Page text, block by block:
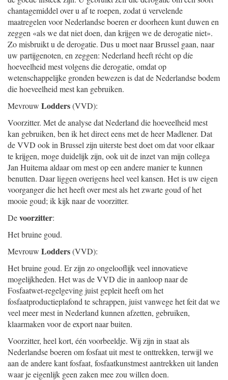
chantagemiddel over u af te roepen, zodat ú vervelende
maatregelen voor Nederlandse boeren er doorheen kunt duwen en
zeggen «als we dat niet doen, dan krijgen we de derogatie niet».
Zo misbruikt u de derogatie. Dus u moet naar Brussel gaan, naar
uw partijgenoten, en zeggen: Nederland heeft récht op díe
hoeveelheid mest volgens die derogatie, omdat op
wetenschappelijke gronden bewezen is dat de Nederlandse bodem
die hoeveelheid mest kan gebruiken.
Mevrouw Lodders(VVD):
Voorzitter. Met de analyse dat Nederland die hoeveelheid mest
kan gebruiken, ben ik het direct eens met de heer Madlener. Dat
de VVD ook in Brussel zijn uiterste best doet om dat voor elkaar
te krijgen, moge duidelijk zijn, ook uit de inzet van mijn collega
Jan Huitema aldaar om mest op een andere manier te kunnen
benutten. Daar liggen overigens heel veel kansen. Het is uw eigen
voorganger die het heeft over mest als het zwarte goud of het
mooie goud; ik kijk naar de voorzitter.
Devoorzitter:
Het bruine goud.
Mevrouw Lodders(VVD):
Het bruine goud. Er zijn zo ongelooflijk veel innovatieve
mogelijkheden. Het was de VVD die in aanloop naar de
Fosfaatwet-regelgeving juist gepleit heeft om het
fosfaatproductieplafond te schrappen, juist vanwege het feit dat we
veel meer mest in Nederland kunnen afzetten, gebruiken,
klaarmaken voor de export naar buiten.
Voorzitter, heel kort, één voorbeeldje. Wij zijn in staat als
Nederlandse boeren om fosfaat uit mest te onttrekken, terwijl we
aan de andere kant fosfaat, fosfaatkunstmest aantrekken uit landen
waar je eigenlijk geen zaken mee zou willen doen.